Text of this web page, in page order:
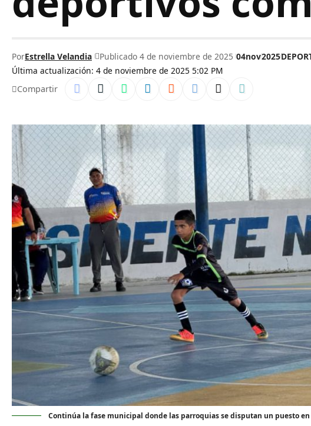
Última actualización: 4 de noviembre de 2025 5:02 PM
PorEstrella Velandia Publicado 4 de noviembre de 2025 04nov2025
Compartir
Continúa la fase municipal donde las parroquias se disputan un puesto